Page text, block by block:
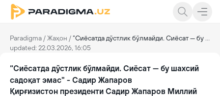
Paradigma /Жаҳон / “Сиёсатда дўстлик бўлмайди. Сиёсат — бу шахсий садоқат эмас" - Садир Жапаров
updated: 22.03.2026, 16:05
“Сиёсатда дўстлик бўлмайди. Сиёсат — бу шахсий
садоқат эмас" - Садир Жапаров
Қирғизистон президенти Садир Жапаров Миллий